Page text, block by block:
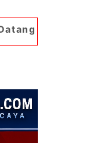
Berita